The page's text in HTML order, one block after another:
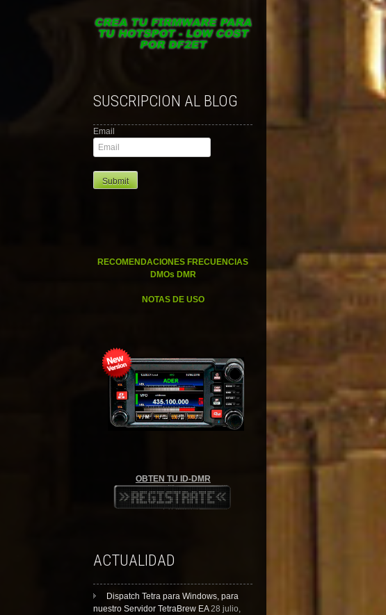
SUSCRIPCION AL BLOG
Email
RECOMENDACIONES FRECUENCIAS
DMOs DMR
NOTAS DE USO
OBTEN TU ID-DMR
ACTUALIDAD
Dispatch Tetra para Windows, para
nuestro Servidor TetraBrew EA 28 julio,